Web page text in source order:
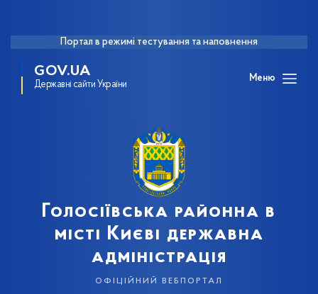
Портал в режимі тестування та наповнення
GOV.UA
Державні сайти України
Меню
Голосіївська районна в
місті Києві державна
адміністрація
офіційний вебпортал